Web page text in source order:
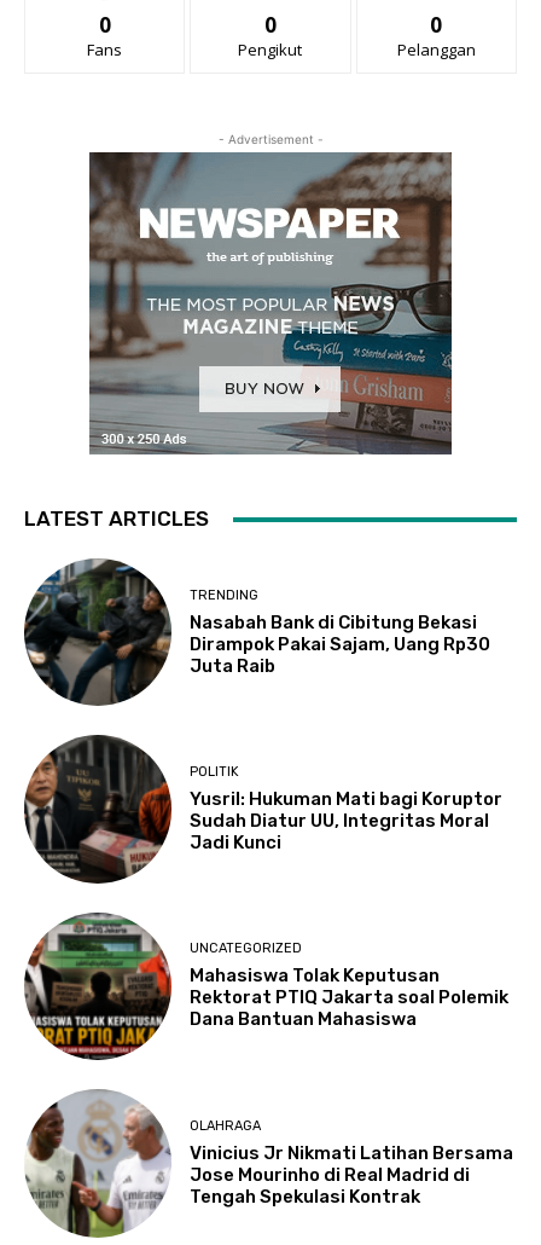
0
Fans
0
Pengikut
0
Pelanggan
- Advertisement -
LATEST ARTICLES
TRENDING
Nasabah Bank di Cibitung Bekasi
Dirampok Pakai Sajam, Uang Rp30
Juta Raib
POLITIK
Yusril: Hukuman Mati bagi Koruptor
Sudah Diatur UU, Integritas Moral
Jadi Kunci
UNCATEGORIZED
Mahasiswa Tolak Keputusan
Rektorat PTIQ Jakarta soal Polemik
Dana Bantuan Mahasiswa
OLAHRAGA
Vinicius Jr Nikmati Latihan Bersama
Jose Mourinho di Real Madrid di
Tengah Spekulasi Kontrak